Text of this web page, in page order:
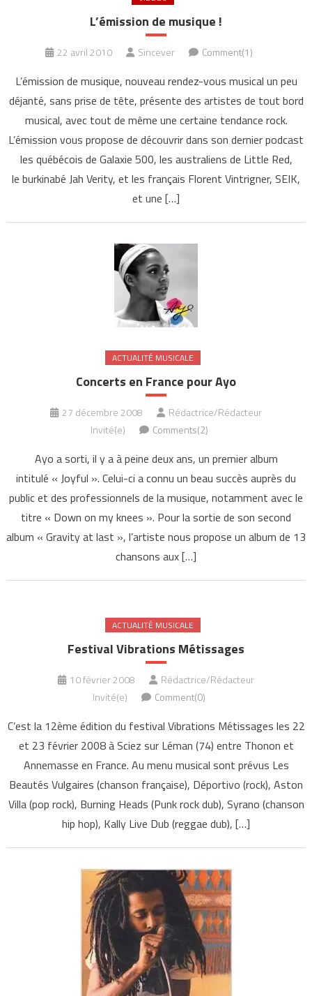
L’émission de musique !
22 avril 2010 Sincever Comment(1)
L’émission de musique, nouveau rendez-vous musical un peu
déjanté, sans prise de tête, présente des artistes de tout bord
musical, avec tout de même une certaine tendance rock.
L’émission vous propose de découvrir dans son dernier podcast
les québécois de Galaxie 500, les australiens de Little Red,
le burkinabé Jah Verity, et les français Florent Vintrigner, SEIK,
et une […]
ACTUALITÉ MUSICALE
Concerts en France pour Ayo
27 décembre 2008
Rédactrice/Rédacteur
Invité(e)
Comments(2)
Ayo a sorti, il y a à peine deux ans, un premier album
intitulé « Joyful ». Celui-ci a connu un beau succès auprès du
public et des professionnels de la musique, notamment avec le
titre « Down on my knees ». Pour la sortie de son second
album « Gravity at last », l’artiste nous propose un album de 13
chansons aux […]
ACTUALITÉ MUSICALE
Festival Vibrations Métissages
10 février 2008
Rédactrice/Rédacteur
Invité(e)
Comment(0)
C’est la 12ème édition du festival Vibrations Métissages les 22
et 23 février 2008 à Sciez sur Léman (74) entre Thonon et
Annemasse en France. Au menu musical sont prévus Les
Beautés Vulgaires (chanson française), Déportivo (rock), Aston
Villa (pop rock), Burning Heads (Punk rock dub), Syrano (chanson
hip hop), Kally Live Dub (reggae dub), […]